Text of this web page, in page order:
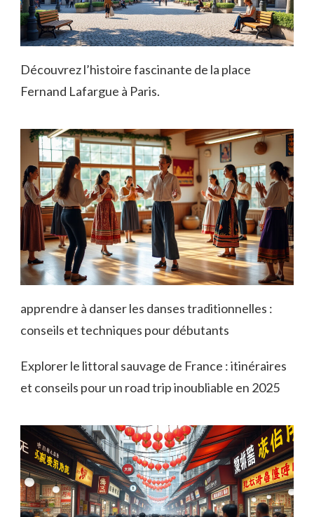
Découvrez l’histoire fascinante de la place
Fernand Lafargue à Paris.
apprendre à danser les danses traditionnelles :
conseils et techniques pour débutants
Explorer le littoral sauvage de France : itinéraires
et conseils pour un road trip inoubliable en 2025